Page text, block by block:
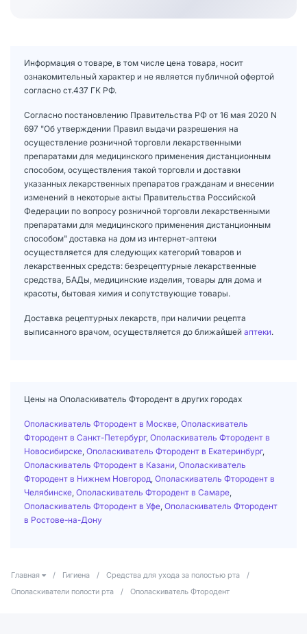
Информация о товаре, в том числе цена товара, носит
ознакомительный характер и не является публичной офертой
согласно ст.437 ГК РФ.
Согласно постановлению Правительства РФ от 16 мая 2020 N
697 "Об утверждении Правил выдачи разрешения на
осуществление розничной торговли лекарственными
препаратами для медицинского применения дистанционным
способом, осуществления такой торговли и доставки
указанных лекарственных препаратов гражданам и внесении
изменений в некоторые акты Правительства Российской
Федерации по вопросу розничной торговли лекарственными
препаратами для медицинского применения дистанционным
способом" доставка на дом из интернет-аптеки
осуществляется для следующих категорий товаров и
лекарственных средств: безрецептурные лекарственные
средства, БАДы, медицинские изделия, товары для дома и
красоты, бытовая химия и сопутствующие товары.
Доставка рецептурных лекарств, при наличии рецепта
выписанного врачом, осуществляется до ближайшей аптеки.
Цены на Ополаскиватель Фтородент в других городах
Ополаскиватель Фтородент в Москве Ополаскиватель
Фтородент в Санкт-Петербург, Ополаскиватель Фтородент в
Новосибирске Ополаскиватель Фтородент в Екатеринбург,
Ополаскиватель Фтородент в Казани Ополаскиватель
Фтородент в Нижнем Новгород Ополаскиватель Фтородент в
Челябинске Ополаскиватель Фтородент в Самаре
Ополаскиватель Фтородент в Уфе Ополаскиватель Фтородент
в Ростове-на-Дону
Главная / Гигиена / Средства для ухода за полостью рта
/
Ополаскиватели полости рта
/ Ополаскиватель Фтородент